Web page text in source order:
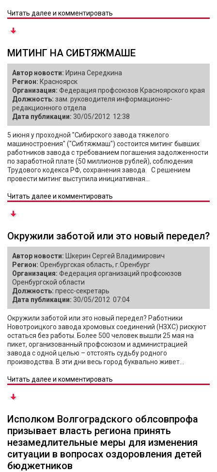
Читать далее и комментировать
МИТИНГ НА СИБТЯЖМАШЕ
Автор новости: Ирина Середкина
Регион: Красноярск
Организация: Федерация профсоюзов Красноярского края
Должность: зам. руководителя информационно-
редакционного отдела
Дата публикации: 30/05/2012 12:38
5 июня у проходной "Сибирского завода тяжелого
машиностроения" ("Сибтяжмаш") состоится митинг бывших
работников завода с требованием погашения задолженности
по заработной плате (50 миллионов рублей), соблюдения
Трудового кодекса РФ, сохранения завода. С решением
провести митинг выступила инициативная...
Читать далее и комментировать
Окружили заботой или это новый передел?
Автор новости: Шкерин Сергей Владимирович
Регион: Оренбургская область, г.Оренбург
Организация: Федерация организаций профсоюзов
Оренбургской области
Должность: пресс-секретарь
Дата публикации: 30/05/2012 07:04
Окружили заботой или это новый передел? Работники
Новотроицкого завода хромовых соединений (НЗХС) рискуют
остаться без работы. Более 500 человек вышли 25 мая на
пикет, организованный профсоюзом и администрацией
завода с одной целью – отстоять судьбу родного
производства. В эти дни весь город буквально живет...
Читать далее и комментировать
Исполком Волгоградского облсовпрофа
призывает власть региона принять
незамедлительные меры для изменения
ситуации в вопросах оздоровления детей
бюджетников